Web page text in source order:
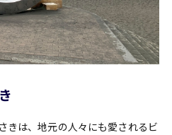
きは、地元の人々にも愛されるビ